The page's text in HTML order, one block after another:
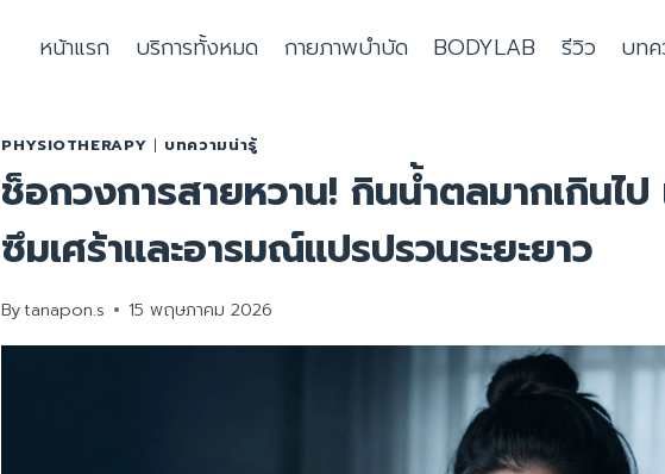
หน้าแรก บริการทั้งหมด กายภาพบำบัด BODYLAB รีวิว บทค
PHYSIOTHERAPY | บทความน่ารู้
ช็อกวงการสายหวาน! กินน้ำตลมากเกินไป
ซึมเศร้าและอารมณ์แปรปรวนระยะยาว
Bytanapon.s 15 พฤษภาคม 2026